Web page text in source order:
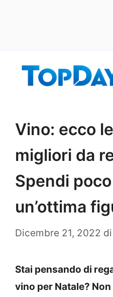
Vino: ecco
migliori da
Spendi
un’ottima
Dicembre 21, 2022 di
Stai pensando di
vino per Natale?